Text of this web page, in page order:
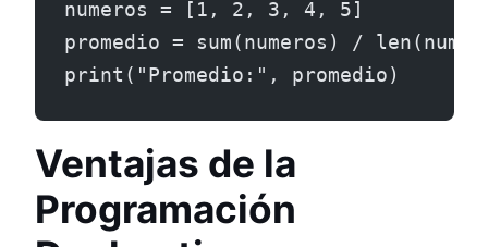
numeros = [1, 2, 3, 4, 5]
promedio = sum(numeros) /
print("Promedio:", promedio)
Ventajas de la
Programación